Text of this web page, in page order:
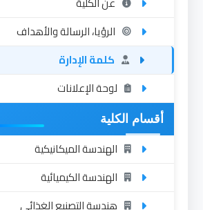
الرؤيا، الرسالة والأهداف
كلمة الإدارة
لوحة الإعلانات
أقسام الكلية
الهندسة الميكانيكية
الهندسة الكيميائية
هندسة التصنيع الغذائي